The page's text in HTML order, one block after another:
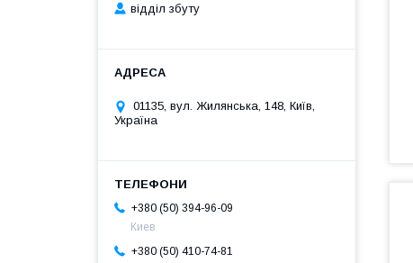
відділ збуту
01135, вул. Жилянська, 148, Київ,
Україна
+380 (50) 394-96-09
Киев
+380 (50) 410-74-81